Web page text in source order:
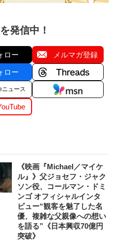
発信中！
ロー メルマガ登録
ロー
ニュース
《映画『Michael／マイケ
ル』》父ジョセフ・ジャク
ソン役、コールマン・ドミ
ンゴ オフィシャルインタ
ビュー“観客を魅了した名
優、複雑な父親像への想い
を語る”《日本興収70億円
突破》